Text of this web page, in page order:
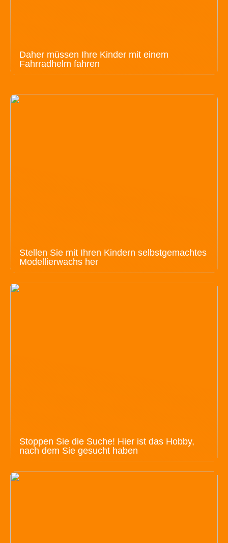
Daher müssen Ihre Kinder mit einem
Fahrradhelm fahren
Stellen Sie mit Ihren Kindern selbstgemachtes
Modellierwachs her
Stoppen Sie die Suche! Hier ist das Hobby,
nach dem Sie gesucht haben